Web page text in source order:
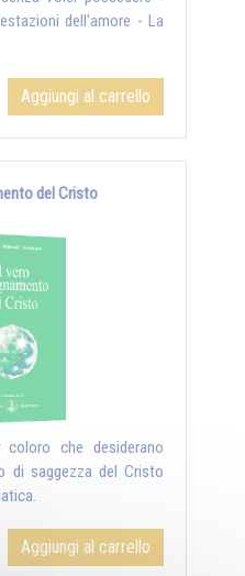
dell'amore - La
Aggiungi al carrello
del Cristo
coloro che desiderano
di saggezza del Cristo
Aggiungi al carrello